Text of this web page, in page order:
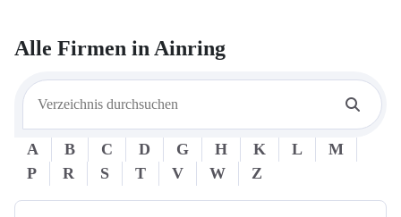
Alle Firmen inAinring
A B C D G H K L
M
P
R S T V W Z